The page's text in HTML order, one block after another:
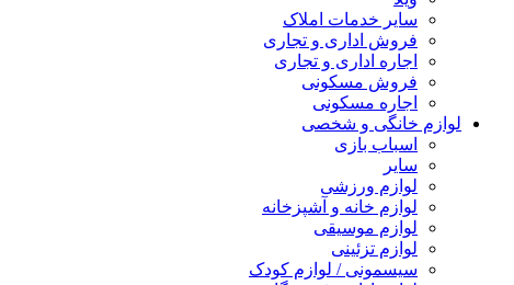
سایر خدمات املاک
فروش اداری و تجاری
اجاره اداری و تجاری
فروش مسکونی
اجاره مسکونی
لوازم خانگی و شخصی
اسباب بازی
سایر
لوازم ورزشی
لوازم خانه و آشپزخانه
لوازم موسیقی
لوازم تزئینی
سیسمونی / لوازم کودک